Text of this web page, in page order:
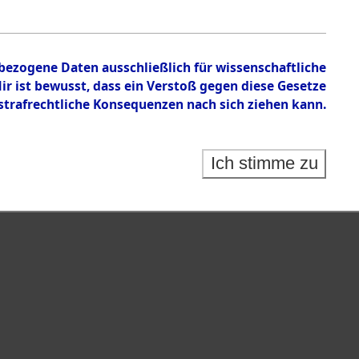
Daten ausschließlich für wissenschaftliche
bewusst, dass ein Verstoß gegen diese Gesetze
Konsequenzen nach sich ziehen kann.
Ich stimme zu